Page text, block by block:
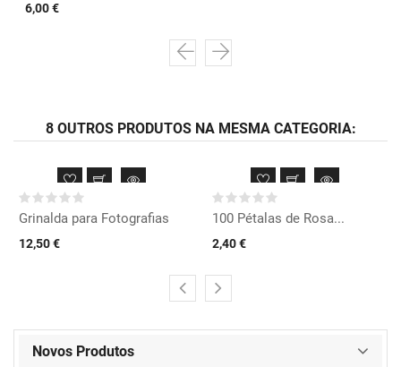
6,00 €
8 OUTROS PRODUTOS NA MESMA CATEGORIA:
Grinalda para Fotografias
12,50 €
100 Pétalas de Rosa...
2,40 €
Novos Produtos